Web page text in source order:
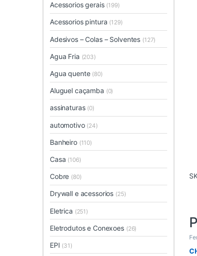
Acessorios gerais (199)
Acessorios pintura (129)
Adesivos – Colas – Solventes (127)
Agua Fria (203)
Agua quente (80)
Aluguel caçamba (0)
assinaturas (0)
automotivo (24)
Banheiro (110)
Casa (106)
Cobre (80)
Drywall e acessorios (25)
Eletrica (251)
Eletrodutos e Conexoes (26)
EPI (31)